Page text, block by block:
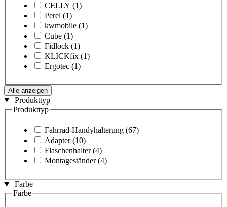
CELLY (1)
Perel (1)
kwmobile (1)
Cube (1)
Fidlock (1)
KLICKfix (1)
Ergotec (1)
Alle anzeigen
Produkttyp
Produkttyp
Fahrrad-Handyhalterung (67)
Adapter (10)
Flaschenhalter (4)
Montageständer (4)
Farbe
Farbe